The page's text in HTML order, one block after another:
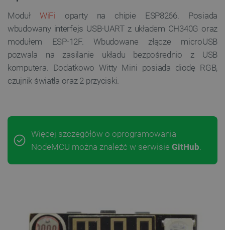
Moduł WiFi oparty na chipie ESP8266. Posiada
wbudowany interfejs USB-UART z układem CH340G oraz
modułem ESP-12F. Wbudowane złącze microUSB
pozwala na zasilanie układu bezpośrednio z USB
komputera. Dodatkowo Witty Mini posiada diodę RGB,
czujnik światła oraz 2 przyciski.
Więcej szczegółów o oprogramowania
NodeMCU można znaleźć w serwisie GitHub.